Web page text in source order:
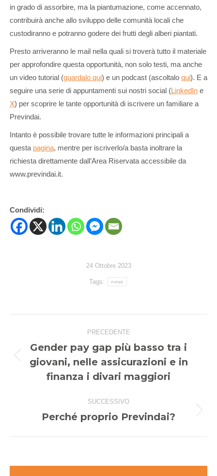
in grado di assorbire, ma la piantumazione, come accennato,
contribuirà anche allo sviluppo delle comunità locali che
custodiranno e potranno godere dei frutti degli alberi piantati.
Presto arriveranno le mail nella quali si troverà tutto il materiale
per approfondire questa opportunità, non solo testi, ma anche
un video tutorial (guardalo qui) e un podcast (ascoltalo qui). E a
seguire una serie di appuntamenti sui nostri social (LinkedIn e
X) per scoprire le tante opportunità di iscrivere un familiare a
Previndai.
Intanto è possibile trovare tutte le informazioni principali a
questa pagina, mentre per iscriverlo/a basta inoltrare la
richiesta direttamente dall’Area Riservata accessibile da
www.previndai.it.
Condividi:
24 Ottobre 2023
Tags: news
PRECEDENTE
Post
precedente:
Gender pay gap più basso tra i
giovani, nelle assicurazioni e in
finanza i divari maggiori
SUCCESSIVO
Prossimo
Perché proprio Previndai?